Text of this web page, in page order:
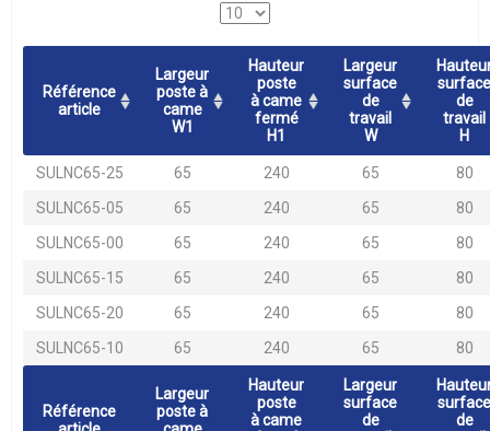
Référence
article
Largeur
poste à
came
W1
Hauteur
poste
à came
fermé
H1
Largeur
surface
de
travail
W
surface
de
travail
H
SULNC65-25 65 240 65
80
SULNC65-05
65 240 65
80
SULNC65-00
65 240 65
80
SULNC65-15
65 240 65
80
SULNC65-20
65 240 65
80
SULNC65-10
65 240 65 80
Référence
Largeur
poste à
Hauteur
poste
à came
Largeur
surface
de
surface
de